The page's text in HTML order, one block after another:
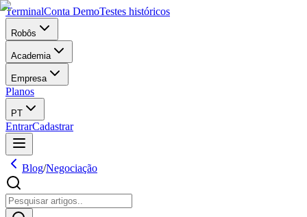
TerminalConta DemoTestes históricos
Robôs
Academia
Empresa
Planos
PT
EntrarCadastrar
Blog/Negociação